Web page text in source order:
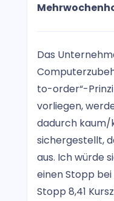
Das
to-order“-
vorliegen,
dadurch kaum/
sichergestellt,
aus. Ich würde
einen Stopp bei
Stopp 8,41